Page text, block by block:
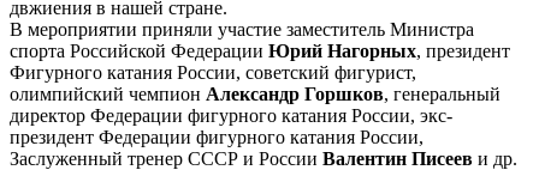
двжиения в нашей стране.
В мероприятии приняли участие заместитель Министра
спорта Российской Федерации Юрий Нагорных, президент
Фигурного катания России, советский фигурист,
олимпийский чемпион Александр Горшков, генеральный
директор Федерации фигурного катания России, экс-
президент Федерации фигурного катания России,
Заслуженный тренер СССР и России Валентин Писеев и др.